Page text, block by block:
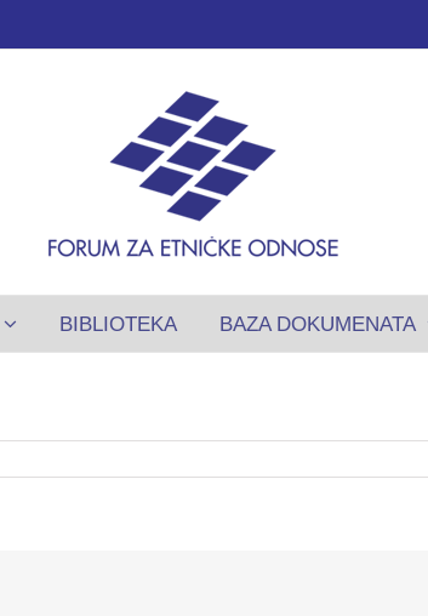
BIBLIOTEKA BAZA DOKUMENATA